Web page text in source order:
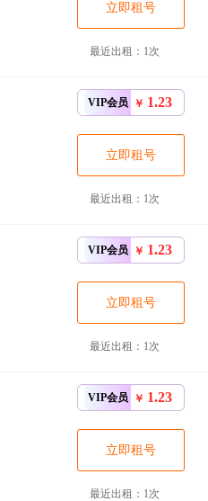
立即租号
最近出租：1次
VIP会员 ￥ 1.23
立即租号
最近出租：1次
VIP会员 ￥ 1.23
立即租号
最近出租：1次
VIP会员 ￥ 1.23
立即租号
最近出租：1次